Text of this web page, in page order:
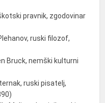
pravnik, zgodovinar
ruski filozof,
Bruck, nemški kulturni
ruski pisatelj,